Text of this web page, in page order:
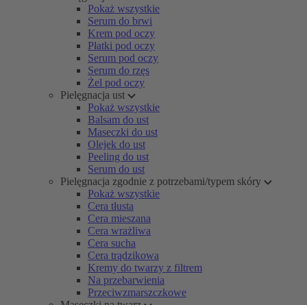
Pokaż wszystkie
Serum do brwi
Krem pod oczy
Płatki pod oczy
Serum pod oczy
Serum do rzęs
Żel pod oczy
Pielęgnacja ust
Pokaż wszystkie
Balsam do ust
Maseczki do ust
Olejek do ust
Peeling do ust
Serum do ust
Pielęgnacja zgodnie z potrzebami/typem skóry
Pokaż wszystkie
Cera tłusta
Cera mieszana
Cera wrażliwa
Cera sucha
Cera trądzikowa
Kremy do twarzy z filtrem
Na przebarwienia
Przeciwzmarszczkowe